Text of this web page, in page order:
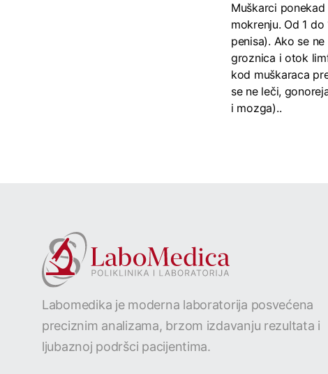
Muškarci
mokrenju. Od 1
penisa). Ako se
groznica i otok
kod muškaraca
se ne leči,
i mozga)..
Labomedika je moderna laboratorija posvećena
preciznim analizama, brzom izdavanju rezultata i
ljubaznoj podršci pacijentima.